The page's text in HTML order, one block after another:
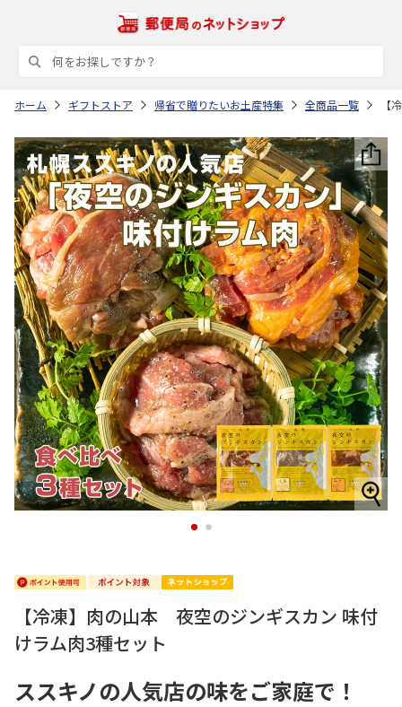
ホーム ギフトストア 帰省で贈りたいお土産特集 全商品一覧 【
1 2
【冷凍】肉の山本 夜空のジンギスカン 味付
けラム肉3種セット
ススキノの人気店の味をご家庭で！